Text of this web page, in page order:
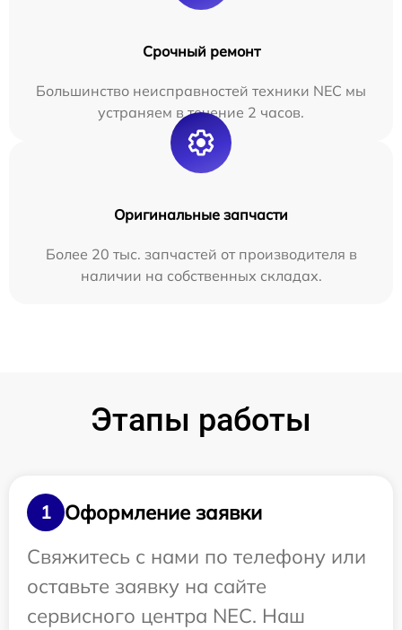
Срочный ремонт
Большинство неисправностей техники NEC мы
устраняем в течение 2 часов.
Оригинальные запчасти
Более 20 тыс. запчастей от производителя в
наличии на собственных складах.
Этапы работы
1
Оформление заявки
Свяжитесь с нами по телефону или
оставьте заявку на сайте
сервисного центра NEC. Наш